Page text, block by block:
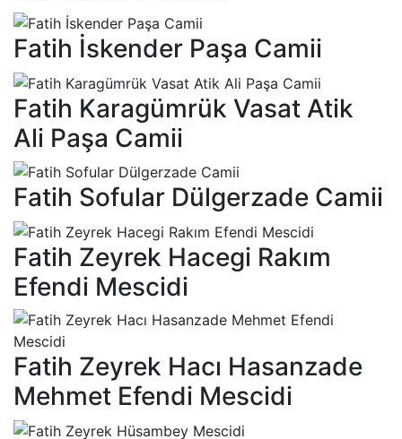
Fatih İskender Paşa Camii
Fatih Karagümrük Vasat Atik
Ali Paşa Camii
Fatih Sofular Dülgerzade Camii
Fatih Zeyrek Hacegi Rakım
Efendi Mescidi
Fatih Zeyrek Hacı Hasanzade
Mehmet Efendi Mescidi